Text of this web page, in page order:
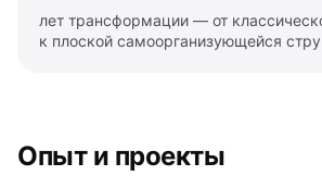
лет трансформации — от
к плоской самоорганизующейся
Опыт и проекты